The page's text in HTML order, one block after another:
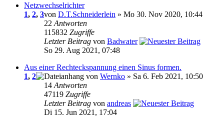
Netzwechselrichter
1, 2, 3von D.T.Schneiderlein » Mo 30. Nov 2020, 10:44
22 Antworten
115832 Zugriffe
Letzter Beitrag von Badwater
So 29. Aug 2021, 07:48
Aus einer Rechteckspannung einen Sinus formen.
1, 2 von Wernko » Sa 6. Feb 2021, 10:50
14 Antworten
47119 Zugriffe
Letzter Beitrag von andreas
Di 15. Jun 2021, 17:04